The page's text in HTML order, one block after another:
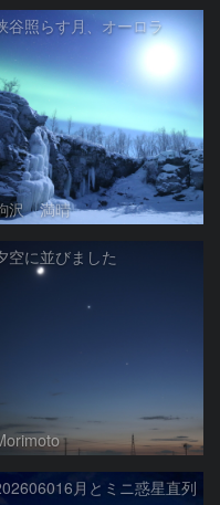
谷照らす月、オーロラ
沢 満晴
空に並びました
月とミニ惑星直列